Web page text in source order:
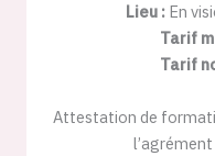
Lieu : En
Tarif
Tarif
Attestation de